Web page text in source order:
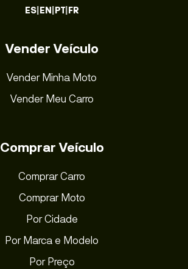
ES|EN|PT|FR
Vender Veículo
Vender Minha Moto
Vender Meu Carro
Comprar Veículo
Comprar Carro
Comprar Moto
Por Cidade
Por Marca e Modelo
Por Preço